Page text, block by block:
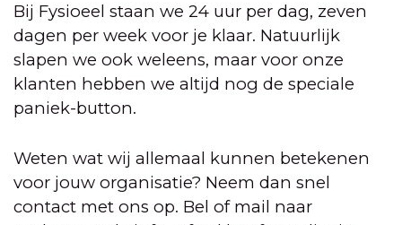
Bij Fysioeel staan we 24 uur per dag, zeven
dagen per week voor je klaar. Natuurlijk
slapen we ook weleens, maar voor onze
klanten hebben we altijd nog de speciale
paniek-button.
Weten wat wij allemaal kunnen betekenen
voor jouw organisatie? Neem dan snel
contact met ons op. Bel of mail naar